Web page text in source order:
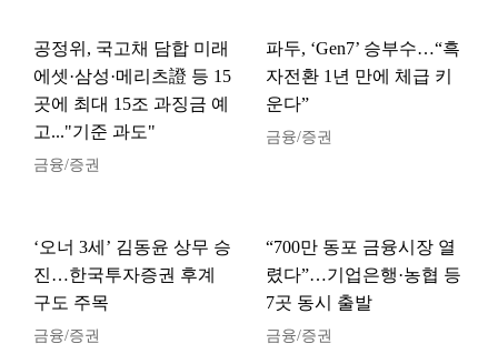
공정위, 국고채 담합 미래
에셋·삼성·메리츠證 등 15
곳에 최대 15조 과징금 예
고..."기준 과도"
금융/증권
파두, ‘Gen7’ 승부수…“흑
자전환 1년 만에 체급 키
운다”
금융/증권
‘오너 3세’ 김동윤 상무 승
진…한국투자증권 후계
구도 주목
금융/증권
“700만 동포 금융시장 열
렸다”…기업은행·농협 등
7곳 동시 출발
금융/증권